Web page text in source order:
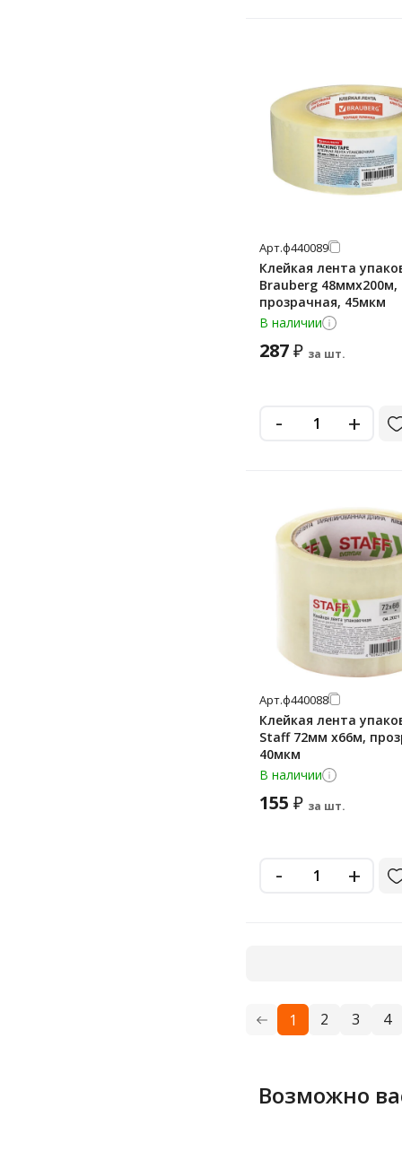
Арт.ф440089
Клейкая лента
Brauberg 48ммх200м,
прозрачная, 45мкм
В наличии
287₽ за шт.
- +
Арт.ф440088
Клейкая лента
Staff 72мм х66м,
40мкм
В наличии
155 ₽ за шт.
- +
1 2 3 4
Возможно